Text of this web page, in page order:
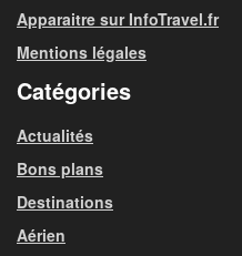
Apparaitre sur InfoTravel.fr
Mentions légales
Catégories
Actualités
Bons plans
Destinations
Aérien